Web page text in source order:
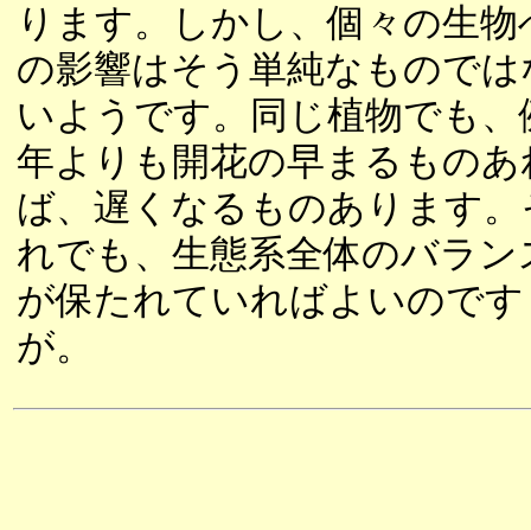
ります。しかし、個々の生物
の影響はそう単純なものでは
いようです。同じ植物でも、
年よりも開花の早まるものあ
ば、遅くなるものあります。
れでも、生態系全体のバラン
が保たれていればよいのです
が。